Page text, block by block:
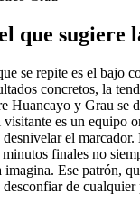
que sugiere
se repite es el bajo
concretos, la
Huancayo y Grau se
es un equipo
el marcador.
finales no
imagina. Ese patrón,
de